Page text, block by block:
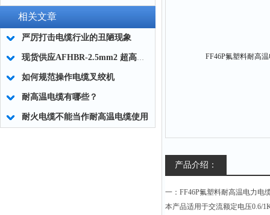
相关文章
严厉打击电缆行业的丑陋现象
现货供应AFHBR-2.5mm2 超高温耐火电缆
如何规范操作电缆叉绞机
耐高温电缆有哪些？
耐火电缆不能当作耐高温电缆使用
产品介绍：
一：FF46P氟塑料耐高温电力电
本产品适用于交流额定电压0.6/